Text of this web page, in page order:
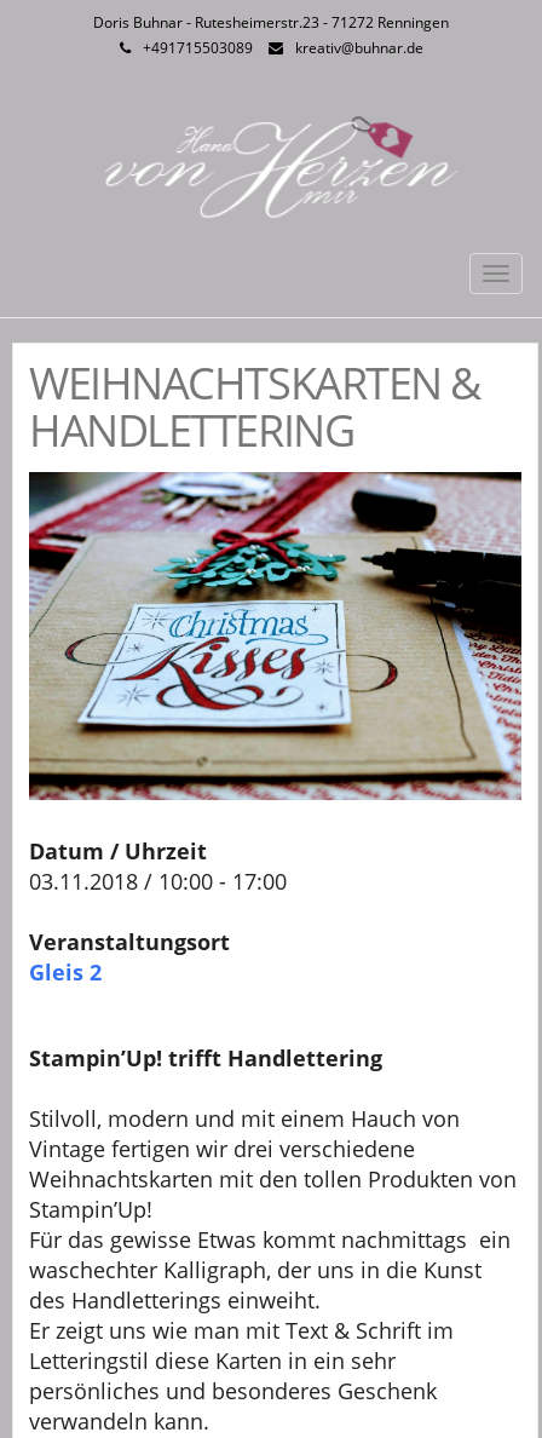
Doris Buhnar - Rutesheimerstr.23 - 71272 Renningen
+491715503089
kreativ@buhnar.de
WEIHNACHTSKARTEN &
HANDLETTERING
Datum / Uhrzeit
03.11.2018 / 10:00 - 17:00
Veranstaltungsort
Gleis 2
Stampin’Up! trifft Handlettering
Stilvoll, modern und mit einem Hauch von
Vintage fertigen wir drei verschiedene
Weihnachtskarten mit den tollen Produkten von
Stampin’Up!
Für das gewisse Etwas kommt nachmittags ein
waschechter Kalligraph, der uns in die Kunst
des Handletterings einweiht.
Er zeigt uns wie man mit Text & Schrift im
Letteringstil diese Karten in ein sehr
persönliches und besonderes Geschenk
verwandeln kann.